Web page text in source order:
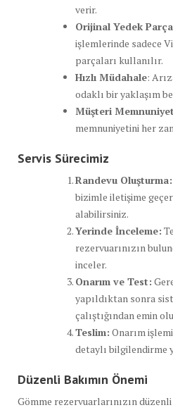
verir.
Orijinal Yedek
işlemlerinde sadece
parçaları kullanılır.
Hızlı Müdahale:
odaklı bir yaklaşım
Müşteri
memnuniyetini her
Servis Sürecimiz
Randevu Oluşturma:
bizimle iletişime
alabilirsiniz.
Yerinde İnceleme:
rezervuarınızın
inceler.
Onarım ve Test:
yapıldıktan sonra
çalıştığından emin
Teslim: Onarım
detaylı bilgilendirme
Düzenli Bakımın Önemi
Gömme rezervuarlarınızın